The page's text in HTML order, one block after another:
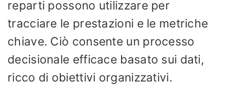
reparti possono utilizzare per
tracciare le prestazioni e le metriche
chiave. Ciò consente un processo
decisionale efficace basato sui dati,
ricco di obiettivi organizzativi.